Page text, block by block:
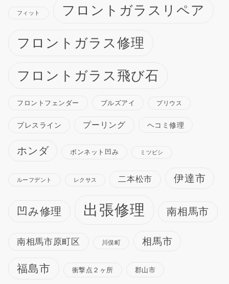
フィット フロントガラスリペア
フロントガラス修理
フロントガラス飛び石
フロントフェンダー ブルズアイ プリウス
プレスライン プーリング ヘコミ修理
ホンダ ボンネット凹み ミツビシ
ルーフデント レクサス 二本松市 伊達市
凹み修理 出張修理 南相馬市
南相馬市原町区 川俣町 相馬市
福島市 衝撃点２ヶ所 郡山市